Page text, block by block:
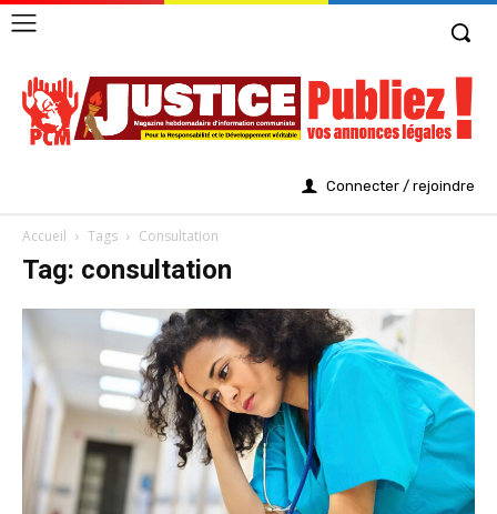
Connecter / rejoindre
Accueil Tags Consultation
Tag: consultation